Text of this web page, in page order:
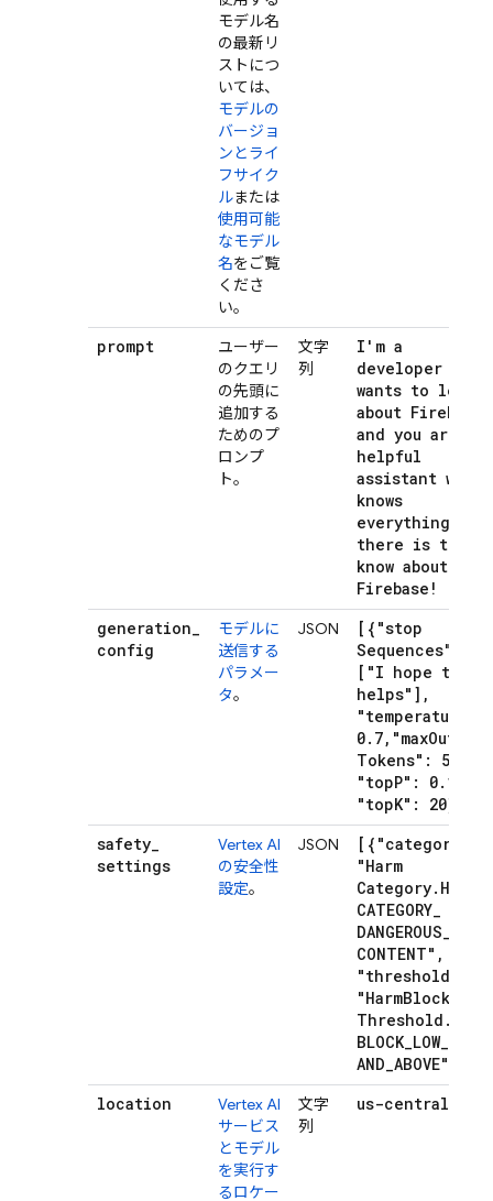
モデル名
の最新リ
ストにつ
いては、
モデルの
バージョ
ンとライ
フサイク
ルまたは
使用可能
なモデル
名をご覧
くださ
い。
prompt
ユーザー
のクエリ
の先頭に
追加する
ためのプ
ロンプ
ト。
文字
列
I'm a
developer who
wants to learn
about Firebase
and you are a
helpful
assistant who
knows
everything
there is to
know about
Firebase!
generation_
config
モデルに
送信する
パラメー
タ。
JSON
[{"stop
Sequences":
["I hope this
helps"] ,
"temperature":
0. 7, "maxOutput
Tokens": 512
"topP": 0. 1
"topK": 20}]
safety_
settings
Vertex AI
の安全性
設定。
JSON
[{"category":
"Harm
Category. HARM
CATEGORY_
DANGEROUS_
CONTENT" ,
"threshold":
"HarmBlock
Threshold .
BLOCK_LOW_
AND_ABOVE"}]
location
Vertex AI
サービス
とモデル
を実行す
るロケー
文字
列
us-central1